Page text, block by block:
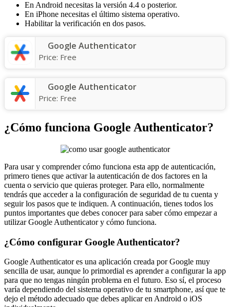
En Android necesitas la versión 4.4 o posterior.
En iPhone necesitas el último sistema operativo.
Habilitar la verificación en dos pasos.
Google Authenticator
Price: Free
Google Authenticator
Price: Free
¿Cómo funciona Google Authenticator?
Para usar y comprender cómo funciona esta app de autenticación,
primero tienes que activar la autenticación de dos factores en la
cuenta o servicio que quieras proteger. Para ello, normalmente
tendrás que acceder a la configuración de seguridad de tu cuenta y
seguir los pasos que te indiquen. A continuación, tienes todos los
puntos importantes que debes conocer para saber cómo empezar a
utilizar Google Authenticator y cómo funciona.
¿Cómo configurar Google Authenticator?
Google Authenticator es una aplicación creada por Google muy
sencilla de usar, aunque lo primordial es aprender a configurar la app
para que no tengas ningún problema en el futuro. Eso sí, el proceso
varía dependiendo del sistema operativo de tu smartphone, así que te
dejo el método adecuado que debes aplicar en Android o iOS